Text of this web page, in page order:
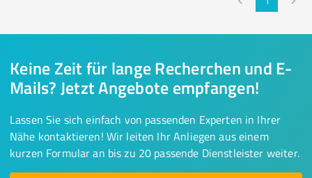
Keine Zeit für lange Recherchen und E-
Mails? Jetzt Angebote empfangen!
Lassen Sie sich einfach von passenden Experten in Ihrer
Nähe kontaktieren! Wir leiten Ihr Anliegen aus einem
kurzen Formular an bis zu 20 passende Dienstleister weiter.